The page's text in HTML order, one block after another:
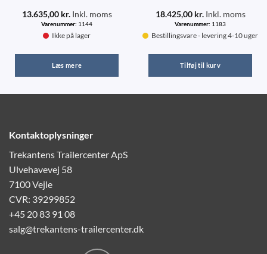
13.635,00 kr.Inkl. moms
Varenummer: 1144
Ikke på lager
Læs mere
18.425,00 kr.Inkl. moms
Varenummer: 1183
Bestillingsvare - levering 4-10 uger
Tilføj til kurv
Kontaktoplysninger
Trekantens Trailercenter ApS
Ulvehavevej 58
7100 Vejle
CVR: 39299852
+45 20 83 91 08
salg@trekantens-trailercenter.dk